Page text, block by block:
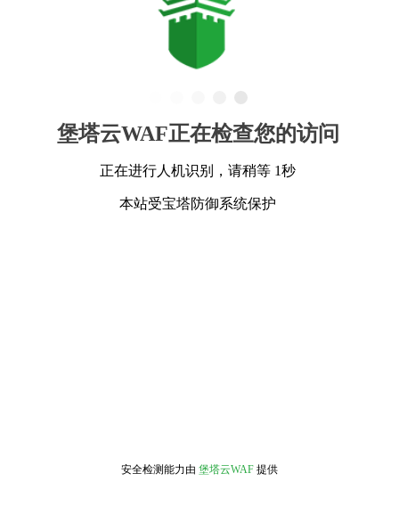
堡塔云WAF正在检查您的访问
正在进行人机识别，请稍等 1秒
本站受宝塔防御系统保护
安全检测能力由 堡塔云WAF 提供